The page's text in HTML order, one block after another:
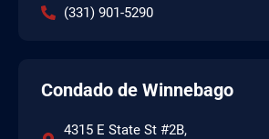
(331) 901-5290
Condado de Winnebago
4315 E State St #2B,